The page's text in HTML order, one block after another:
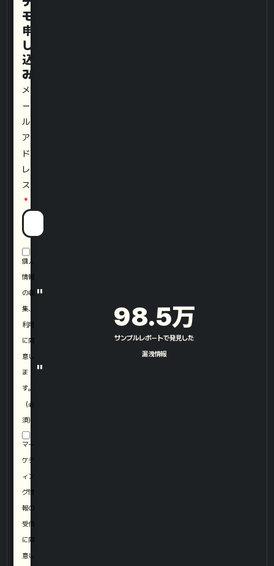
モ
申
し
込
み
メ
ー
ル
ア
ド
レ
ス
個人
情報
の収
集、
利用
に同
意し
ま
す。
（必
須）
マー
ケテ
ィン
グ情
報の
受信
に同
意し
"
98.5万
サンプルレポートで発見した
漏洩情報​
"